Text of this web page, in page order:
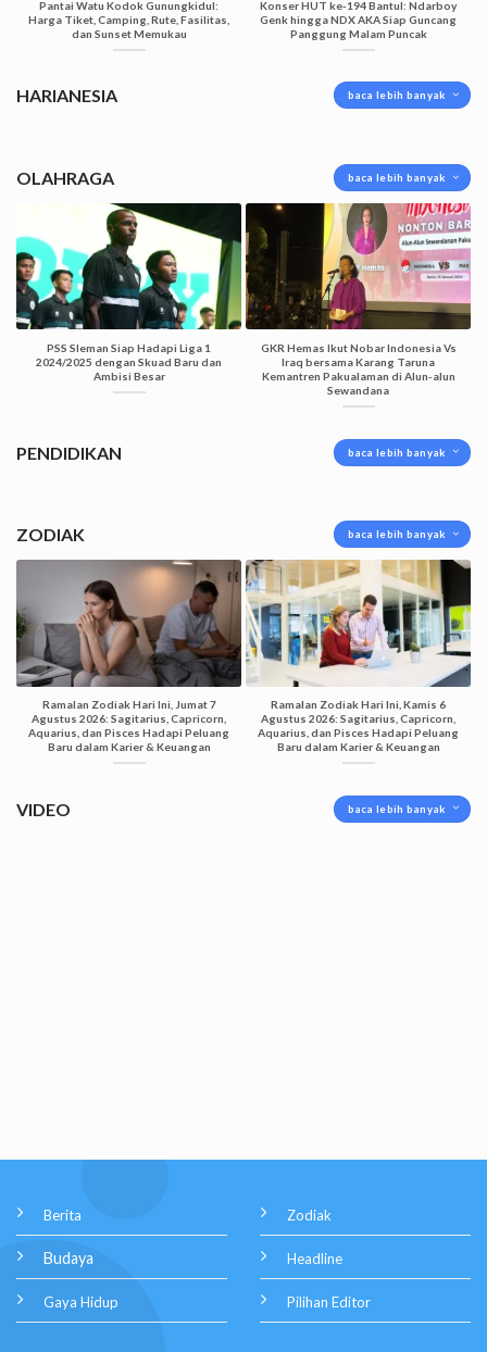
Pantai Watu Kodok Gunungkidul:
Harga Tiket, Camping, Rute, Fasilitas,
dan Sunset Memukau
Konser HUT ke-194 Bantul: Ndarboy
Genk hingga NDX AKA Siap Guncang
Panggung Malam Puncak
HARIANESIA baca lebih banyak
OLAHRAGA baca lebih banyak
PSS Sleman Siap Hadapi Liga 1
2024/2025 dengan Skuad Baru dan
Ambisi Besar
GKR Hemas Ikut Nobar Indonesia Vs
Iraq bersama Karang Taruna
Kemantren Pakualaman di Alun-alun
Sewandana
PENDIDIKAN baca lebih banyak
ZODIAK baca lebih banyak
Ramalan Zodiak Hari Ini, Jumat 7
Agustus 2026: Sagitarius, Capricorn,
Aquarius, dan Pisces Hadapi Peluang
Baru dalam Karier & Keuangan
Ramalan Zodiak Hari Ini, Kamis 6
Agustus 2026: Sagitarius, Capricorn,
Aquarius, dan Pisces Hadapi Peluang
Baru dalam Karier & Keuangan
VIDEO baca lebih banyak
Berita
Budaya
Gaya Hidup
Zodiak
Headline
Pilihan Editor